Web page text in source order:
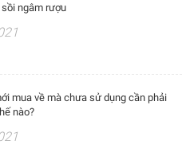
ngâm rượu
mua về mà chưa sử dụng cần phải
nào?